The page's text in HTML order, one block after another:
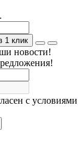
1 клик
новости!
с условиями